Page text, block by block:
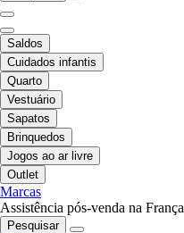
Saldos
Cuidados infantis
Quarto
Vestuário
Sapatos
Brinquedos
Jogos ao ar livre
Outlet
Marcas
Assistência pós-venda na França
Pesquisar